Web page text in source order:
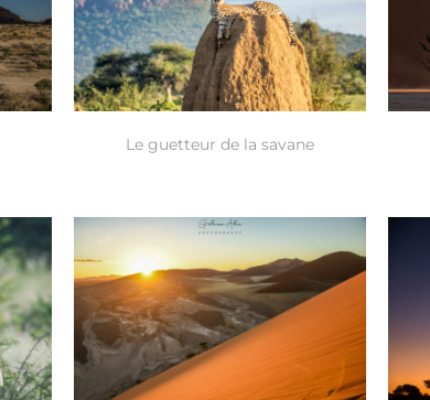
Le guetteur de la savane